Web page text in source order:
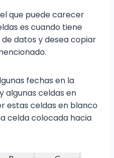
que puede carecer
es cuando tiene
datos y desea copiar
fechas en la
algunas celdas en
estas celdas en blanco
celda colocada hacia